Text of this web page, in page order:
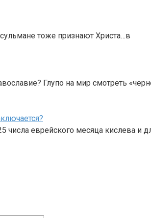
тоже признают Христа…в
Глупо на мир смотреть
числа еврейского месяца кислева и